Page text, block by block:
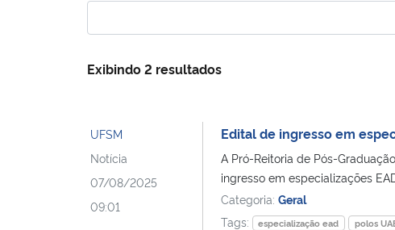
Exibindo 2 resultados
UFSM
Notícia
07/08/2025
09:01
Edital de ingresso em
A Pró-Reitoria de Pós-
ingresso em especializações
Categoria: Geral
Tags:
especialização ead polos